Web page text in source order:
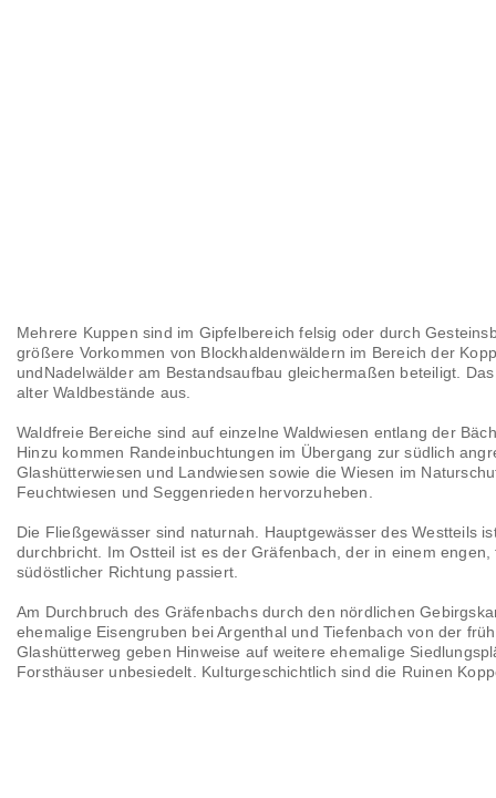
Mehrere Kuppen sind im Gipfelbereich felsig oder durch
größere Vorkommen von Blockhaldenwäldern im Bereich der
undNadelwälder am Bestandsaufbau gleichermaßen beteiligt.
alter Waldbestände aus.
Waldfreie Bereiche sind auf einzelne Waldwiesen entlang der
Hinzu kommen Randeinbuchtungen im Übergang zur südlich
Glashütterwiesen und Landwiesen sowie die Wiesen im
Feuchtwiesen und Seggenrieden hervorzuheben.
Die Fließgewässer sind naturnah. Hauptgewässer des Westteils
durchbricht. Im Ostteil ist es der Gräfenbach, der in einem
südöstlicher Richtung passiert.
Am Durchbruch des Gräfenbachs durch den nördlichen
ehemalige Eisengruben bei Argenthal und Tiefenbach von der
Glashütterweg geben Hinweise auf weitere ehemalige
Forsthäuser unbesiedelt. Kulturgeschichtlich sind die Ruinen